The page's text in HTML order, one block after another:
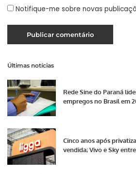
Notifique-me sobre novas
Últimas notícias
Rede Sine do Paraná
empregos no Brasil em
Cinco anos após
vendida; Vivo e Sky